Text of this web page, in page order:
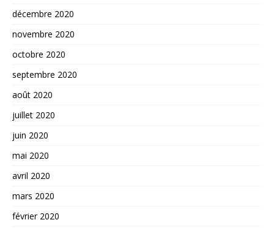
décembre 2020
novembre 2020
octobre 2020
septembre 2020
août 2020
juillet 2020
juin 2020
mai 2020
avril 2020
mars 2020
février 2020